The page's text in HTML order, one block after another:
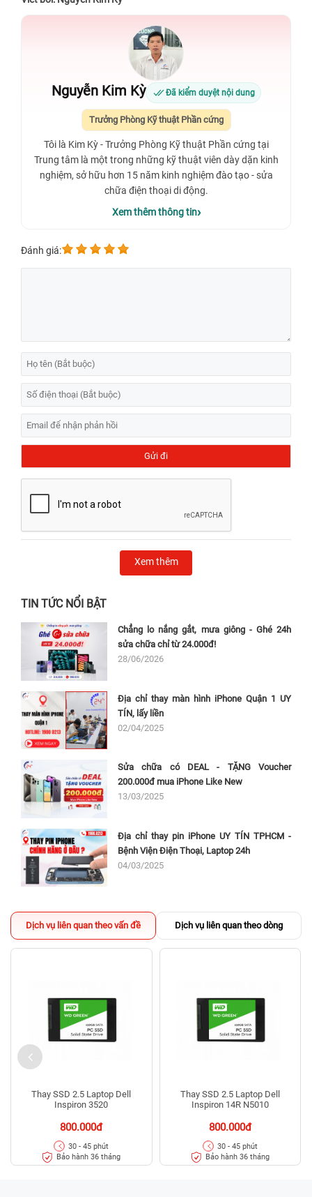
Nguyễn Kim Kỳ Đã kiểm duyệt nội dung
Trưởng Phòng Kỹ thuật Phần cứng
Tôi là Kim Kỳ - Trưởng Phòng Kỹ thuật Phần cứng tại
Trung tâm là một trong những kỹ thuật viên dày dặn kinh
nghiệm, sở hữu hơn 15 năm kinh nghiệm đào tạo - sửa
chữa điện thoại di động.
Xem thêm thông tin
Đánh giá:
Xem thêm
TIN TỨC NỔI BẬT
Chẳng lo nắng gắt, mưa giông - Ghé 24h
sửa chữa chỉ từ 24.000đ!
28/06/2026
Địa chỉ thay màn hình iPhone Quận 1 UY
TÍN, lấy liền
02/04/2025
Sửa chữa có DEAL - TẶNG Voucher
200.000đ mua iPhone Like New
13/03/2025
Địa chỉ thay pin iPhone UY TÍN TPHCM -
Bệnh Viện Điện Thoại, Laptop 24h
04/03/2025
Dịch vụ liên quan theo vấn đề Dịch vụ liên quan theo dòng
Thay SSD 2.5 Laptop Dell
Inspiron 3520
800.000đ
30 - 45 phút
Bảo hành 36 tháng
Thay SSD 2.5 Laptop Dell
Inspiron 14R N5010
800.000đ
30 - 45 phút
Bảo hành 36 tháng